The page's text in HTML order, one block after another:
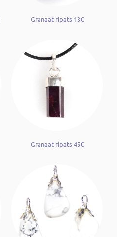
Granaat ripats 13€
Granaat ripats 45€